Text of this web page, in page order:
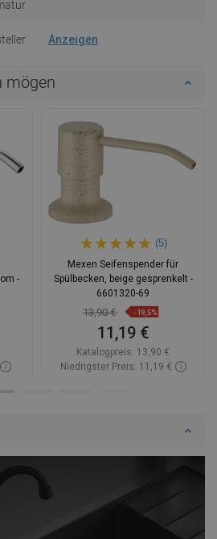
Anzeigen
mögen
-
(5)
Mexen Seifenspender für
Spülbecken, beige gesprenkelt -
6601320-69
13,90 € -19,5%
11,19 €
Katalogpreis: 13,90 €
Niedrigster Preis: 11,19 €